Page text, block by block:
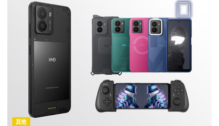
其他